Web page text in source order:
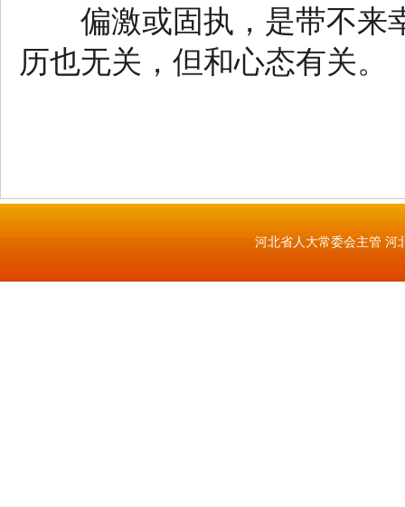
偏激或固执，是带不来
历也无关，但和心态有关。
河北省人大常委会主管 河